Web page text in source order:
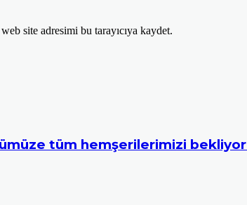
site adresimi bu tarayıcıya kaydet.
tüm hemşerilerimizi